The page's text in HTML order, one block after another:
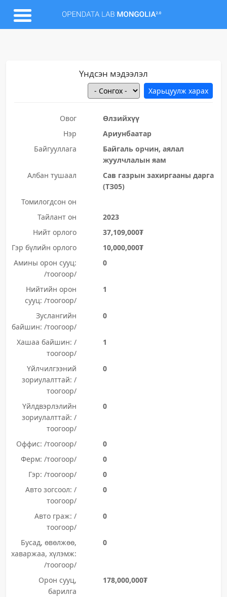
Үндсэн мэдээлэл
Овог
Өлзийхүү
Нэр
Ариунбаатар
Байгууллага
Байгаль орчин, аялал
жуулчлалын яам
Албан тушаал
Сав газрын захиргааны дарга
(ТЗ05)
Томилогдсон он
Тайлант он
2023
Нийт орлого
37,109,000₮
Гэр бүлийн орлого
10,000,000₮
Амины орон сууц:
/тоогоор/
0
Нийтийн орон
сууц: /тоогоор/
1
Зуслангийн
байшин: /тоогоор/
0
Хашаа байшин: /
тоогоор/
1
Үйлчилгээний
зориулалттай: /
тоогоор/
0
Үйлдвэрлэлийн
зориулалттай: /
тоогоор/
0
Оффис: /тоогоор/
0
Ферм: /тоогоор/
0
Гэр: /тоогоор/
0
Авто зогсоол: /
тоогоор/
0
Авто граж: /
тоогоор/
0
Бусад, өвөлжөө,
хаваржаа, хүлэмж:
/тоогоор/
0
Орон сууц,
барилга
178,000,000₮